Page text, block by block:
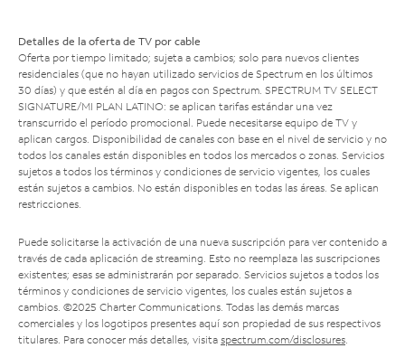
Detalles de la oferta de TV por cable
Oferta por tiempo limitado; sujeta a cambios; solo para nuevos clientes
residenciales (que no hayan utilizado servicios de Spectrum en los últimos
30 días) y que estén al día en pagos con Spectrum. SPECTRUM TV SELECT
SIGNATURE/MI PLAN LATINO: se aplican tarifas estándar una vez
transcurrido el período promocional. Puede necesitarse equipo de TV y
aplican cargos. Disponibilidad de canales con base en el nivel de servicio y no
todos los canales están disponibles en todos los mercados o zonas. Servicios
sujetos a todos los términos y condiciones de servicio vigentes, los cuales
están sujetos a cambios. No están disponibles en todas las áreas. Se aplican
restricciones.
Puede solicitarse la activación de una nueva suscripción para ver contenido a
través de cada aplicación de streaming. Esto no reemplaza las suscripciones
existentes; esas se administrarán por separado. Servicios sujetos a todos los
términos y condiciones de servicio vigentes, los cuales están sujetos a
cambios. ©2025 Charter Communications. Todas las demás marcas
comerciales y los logotipos presentes aquí son propiedad de sus respectivos
titulares. Para conocer más detalles, visita spectrum.com/disclosures.